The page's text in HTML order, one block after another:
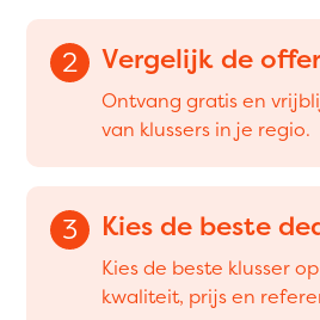
2 Vergelijk de
Ontvang gratis en
van klussers in je regio.
3 Kies de beste
Kies de beste klusser
kwaliteit, prijs en